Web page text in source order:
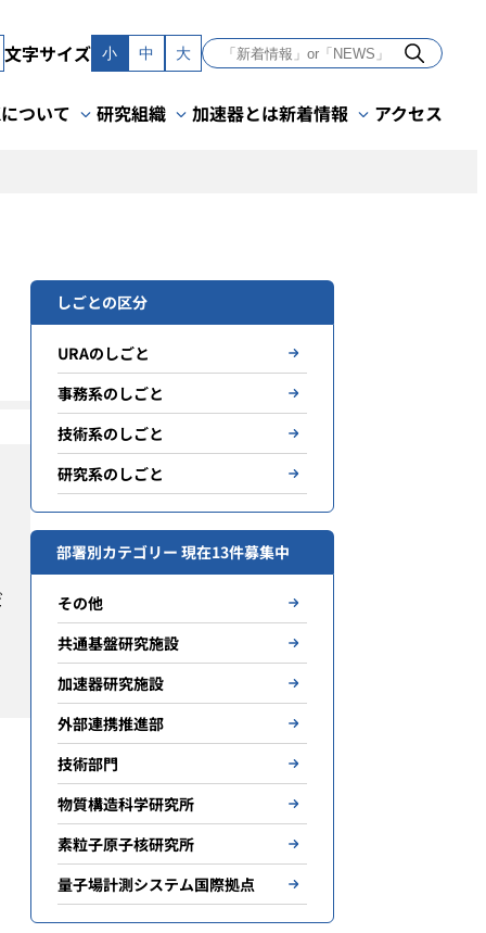
文字サイズ 小 中 大
ついて 研究組織 加速器とは新着情報 アクセス
しごとの区分
URAのしごと
事務系のしごと
技術系のしごと
研究系のしごと
部署別カテゴリー 現在13件募集中
その他
共通基盤研究施設
加速器研究施設
外部連携推進部
技術部門
物質構造科学研究所
素粒子原子核研究所
量子場計測システム国際拠点